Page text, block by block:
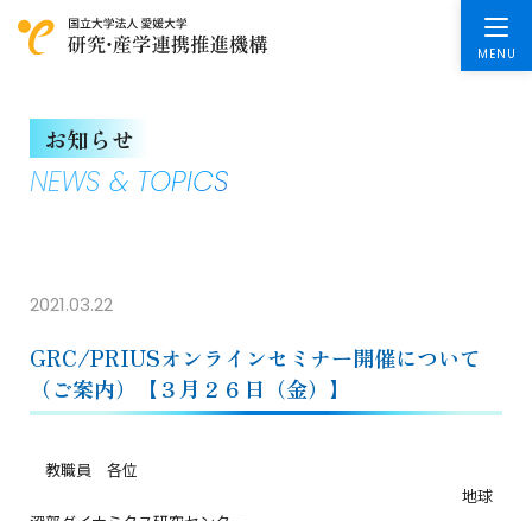
お知らせ
NEWS & TOPICS
2021.03.22
GRC/PRIUSオンラインセミナー開催について
（ご案内）【３月２６日（金）】
教職員 各位
地球